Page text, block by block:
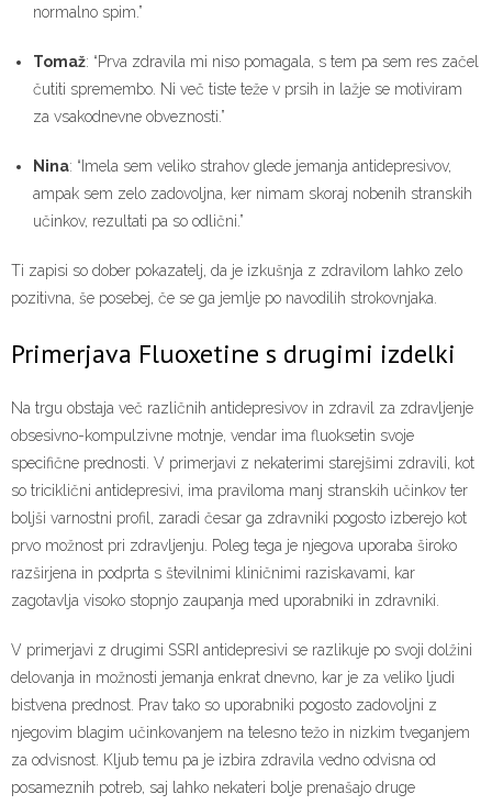
normalno spim.”
Tomaž: “Prva zdravila mi niso pomagala, s tem pa sem res začel
čutiti spremembo. Ni več tiste teže v prsih in lažje se motiviram
za vsakodnevne obveznosti.”
Nina: “Imela sem veliko strahov glede jemanja antidepresivov,
ampak sem zelo zadovoljna, ker nimam skoraj nobenih stranskih
učinkov, rezultati pa so odlični.”
Ti zapisi so dober pokazatelj, da je izkušnja z zdravilom lahko zelo
pozitivna, še posebej, če se ga jemlje po navodilih strokovnjaka.
Primerjava Fluoxetine s drugimi izdelki
Na trgu obstaja več različnih antidepresivov in zdravil za zdravljenje
obsesivno-kompulzivne motnje, vendar ima fluoksetin svoje
specifične prednosti. V primerjavi z nekaterimi starejšimi zdravili, kot
so triciklični antidepresivi, ima praviloma manj stranskih učinkov ter
boljši varnostni profil, zaradi česar ga zdravniki pogosto izberejo kot
prvo možnost pri zdravljenju. Poleg tega je njegova uporaba široko
razširjena in podprta s številnimi kliničnimi raziskavami, kar
zagotavlja visoko stopnjo zaupanja med uporabniki in zdravniki.
V primerjavi z drugimi SSRI antidepresivi se razlikuje po svoji dolžini
delovanja in možnosti jemanja enkrat dnevno, kar je za veliko ljudi
bistvena prednost. Prav tako so uporabniki pogosto zadovoljni z
njegovim blagim učinkovanjem na telesno težo in nizkim tveganjem
za odvisnost. Kljub temu pa je izbira zdravila vedno odvisna od
posameznih potreb, saj lahko nekateri bolje prenašajo druge